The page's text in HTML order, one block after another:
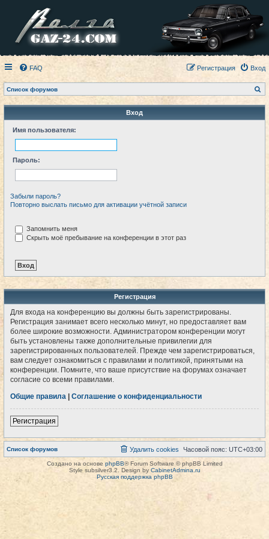
FAQ Вход
Регистрация
Список форумов
о
с
Вход
Имя пользователя:
Пароль:
Забыли пароль?
Повторно выслать письмо для активации учётной записи
Запомнить меня
Скрыть моё пребывание на конференции в этот раз
Регистрация
Для входа на конференцию вы должны быть зарегистрированы.
Регистрация занимает всего несколько минут, но предоставляет вам
более широкие возможности. Администратором конференции могут
быть установлены также дополнительные привилегии для
зарегистрированных пользователей. Прежде чем зарегистрироваться,
вам следует ознакомиться с правилами и политикой, принятыми на
конференции. Помните, что ваше присутствие на форумах означает
согласие со всеми правилами.
Общие правила
Соглашение о конфиденциальности
Регистрация
Список форумов Часовой пояс: UTC+03:00
Удалить cookies
Создано на основе phpBB® Forum Software © phpBB Limited
Style subsilver3.2. Design by CabinetAdmina.ru
Русская поддержка phpBB